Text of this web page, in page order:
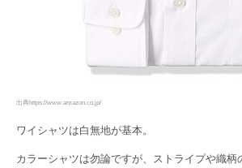
出典https://www.amazon.co.jp/
ワイシャツは白無地が基本。
カラーシャツは勿論ですが、ストライプや織柄